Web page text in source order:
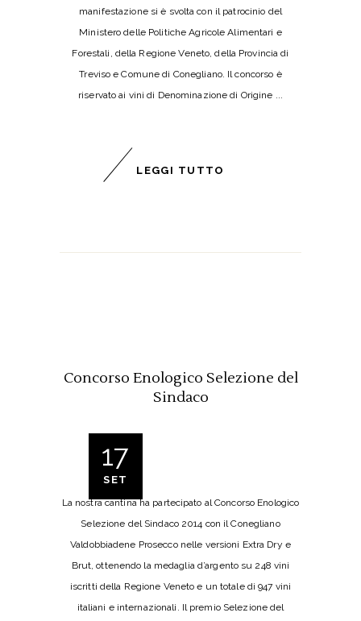
manifestazione si è svolta con il patrocinio del
Ministero delle Politiche Agricole Alimentari e
Forestali, della Regione Veneto, della Provincia di
Treviso e Comune di Conegliano. Il concorso è
riservato ai vini di Denominazione di Origine
LEGGI TUTTO
Concorso Enologico Selezione del
Sindaco
17
SET
La nostra cantina ha partecipato al Concorso Enologico
Selezione del Sindaco 2014 con il Conegliano
Valdobbiadene Prosecco nelle versioni Extra Dry e
Brut, ottenendo la medaglia d’argento su 248 vini
iscritti della Regione Veneto e un totale di 947 vini
italiani e internazionali. Il premio Selezione del